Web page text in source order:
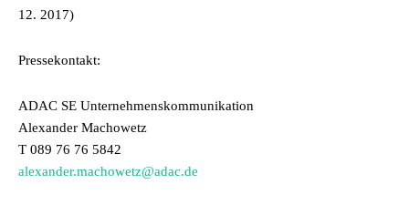
12. 2017)
Pressekontakt:
ADAC SE Unternehmenskommunikation
Alexander Machowetz
T 089 76 76 5842
alexander.machowetz@adac.de